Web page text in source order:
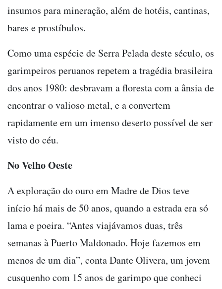
insumos para mineração, além de hotéis, cantinas,
bares e prostíbulos.
Como uma espécie de Serra Pelada deste século, os
garimpeiros peruanos repetem a tragédia brasileira
dos anos 1980: desbravam a floresta com a ânsia de
encontrar o valioso metal, e a convertem
rapidamente em um imenso deserto possível de ser
visto do céu.
No Velho Oeste
A exploração do ouro em Madre de Dios teve
início há mais de 50 anos, quando a estrada era só
lama e poeira. “Antes viajávamos duas, três
semanas à Puerto Maldonado. Hoje fazemos em
menos de um dia”, conta Dante Olivera, um jovem
cusquenho com 15 anos de garimpo que conheci